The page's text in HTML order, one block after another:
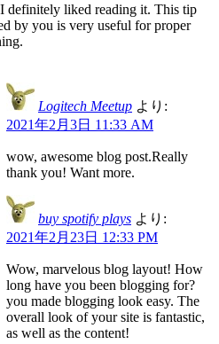
definitely liked reading it. This tip
by you is very useful for proper
Logitech Meetup より:
2021年2月3日 11:33 AM
wow, awesome blog post.Really
thank you! Want more.
buy spotify plays より:
2021年2月23日 12:33 PM
Wow, marvelous blog layout! How
long have you been blogging for?
you made blogging look easy. The
overall look of your site is fantastic,
as well as the content!